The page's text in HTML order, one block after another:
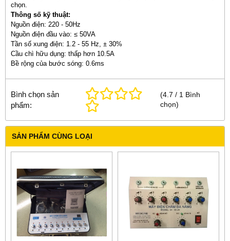
chọn.
Thông số kỹ thuật:
Nguồn điện: 220 - 50Hz
Nguồn điện đầu vào: ≤ 50VA
Tần số xung điện: 1.2 - 55 Hz, ± 30%
Cầu chì hữu dụng: thấp hơn 10.5A
Bề rộng của bước sóng: 0.6ms
Bình chọn sản
phẩm:
(4.7 / 1 Bình
chọn)
SẢN PHẨM CÙNG LOẠI